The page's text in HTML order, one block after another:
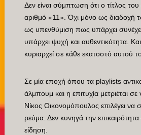
Δεν είναι σύμπτωση ότι ο τίτλος του
αριθμό «11». Όχι μόνο ως διαδοχή
ως υπενθύμιση πως υπάρχει
υπάρχει ψυχή και αυθεντικότητα.
κυριαρχεί σε κάθε εκατοστό αυτού
Σε μία εποχή όπου τα playlists
άλμπουμ και η επιτυχία μετριέται
Νίκος Οικονομόπουλος επιλέγει να
ρεύμα. Δεν κυνηγά την επικαιρότητα
είδηση.